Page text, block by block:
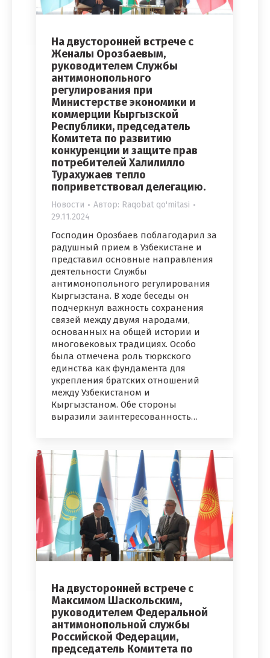
На двусторонней встрече с
Женалы Орозбаевым,
руководителем Службы
антимонопольного
регулирования при
Министерстве экономики и
коммерции Кыргызской
Республики, председатель
Комитета по развитию
конкуренции и защите прав
потребителей Халилилло
Турахужаев тепло
поприветствовал делегацию.
Новости Автор: Raqobat qo'mitasi
29.11.2024
Господин Орозбаев поблагодарил за
радушный прием в Узбекистане и
представил основные направления
деятельности Службы
антимонопольного регулирования
Кыргызстана. В ходе беседы он
подчеркнул важность сохранения
связей между двумя народами,
основанных на общей истории и
многовековых традициях. Особо
была отмечена роль тюркского
единства как фундамента для
укрепления братских отношений
между Узбекистаном и
Кыргызстаном. Обе стороны
выразили заинтересованность…
На двусторонней встрече с
Максимом Шаскольским,
руководителем Федеральной
антимонопольной службы
Российской Федерации,
председатель Комитета по